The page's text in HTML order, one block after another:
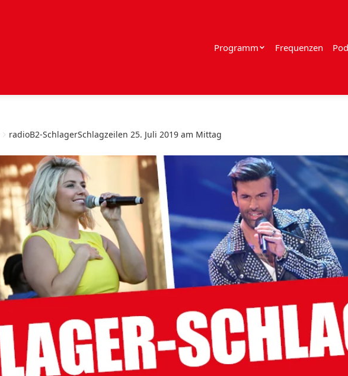
Programm Frequenzen
radioB2-SchlagerSchlagzeilen 25. Juli 2019 am Mittag